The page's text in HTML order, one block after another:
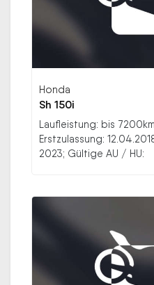
Honda
Sh 150i
Laufleistung: bis
Erstzulassung:
2023; Gültige AU / HU: